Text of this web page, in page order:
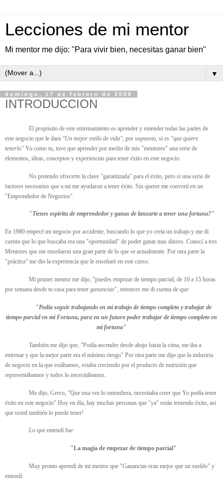
Lecciones de mi mentor
Mi mentor me dijo: "Para vivir bien, necesitas ganar bien"
▼
domingo, 17 de febrero de 2008
INTRODUCCION
El propósito de este entrenamiento es aprender y entender todas las partes de
este negocio que le dara "Un mejor estilo de vida", por supuesto, si es "que quiere
tenerlo" Yo como tu, tuve que aprender por medio de mis "mentores" una serie de
elementos, ideas, conceptos y experiencias para tener éxito en este negocio.
No pretendo ofrecerte la clave "garantizada" para el éxito, pero si una serie de
factores necesarios que a mi me ayudaron a tener éxito. Sin querer me convertí en un
"Emprendedor de Negocios"
"Tienes espíritu de emprendedor y ganas de lanzarte a tener una fortuna?"
En 1980 empecé mi negocio por accidente, buscando lo que yo creía un trabajo y me di
cuenta que lo que buscaba era una "oportunidad" de poder ganar mas dinero. Conocí a tres
Mentores que me enseñaron una gran parte de lo que se actualmente. Por otra parte la
"práctica" me dio la experiencia que le enseñaré en este curso.
Mi primer mentor me dijo, "puedes empezar de tiempo parcial, de 10 a 15 horas
por semana desde tu casa para tener ganancias", entonces me di cuenta de que:
"Podía seguir trabajando en mi trabajo de tiempo completo y trabajar de
tiempo parcial en mi Fortuna, para en un futuro poder trabajar de tiempo completo en
mi fortuna"
También me dijo que, "Podía ascender desde abajo hasta la cima, me iba a
entrenar y que la mejor parte era el mínimo riesgo" Por otra parte me dijo que la industria
de negocio en la que estábamos, estaba creciendo por el producto de nutrición que
representábamos y todos lo necesitábamos.
Me dijo, Greco, "Que una vez lo entendiera, necesitaba creer que Yo podía tener
éxito en este negocio" Hoy en día, hay muchas personas que "ya" están teniendo éxito, asi
que usted también lo puede tener!
Lo que entendí fue:
"La magia de empezar de tiempo parcial"
Muy pronto aprendí de mi mentor que "Ganancias eran mejor que un sueldo" y
entendí: